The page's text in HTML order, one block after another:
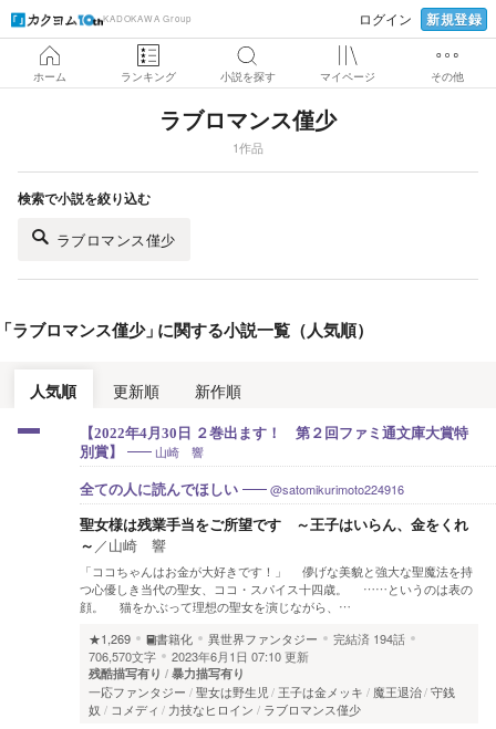
KADOKAWA Group ログイン 新規登録
ホーム ランキング 小説を探す マイページ その他
ラブロマンス僅少
1作品
検索で小説を絞り込む
ラブロマンス僅少
ラブロマンス僅少」に関する小説一覧（人気順）
人気順 更新順 新作順
【2022年4月30日 ２巻出ます！ 第２回ファミ通文庫大賞特
別賞】
山崎 響
全ての人に読んでほしい @satomikurimoto224916
聖女様は残業手当をご所望です ～王子はいらん、金をくれ
～ ／山崎 響
「ココちゃんはお金が大好きです！」 儚げな美貌と強大な聖魔法を持
つ心優しき当代の聖女、ココ・スパイス十四歳。 ……というのは表の
顔。 猫をかぶって理想の聖女を演じながら、…
★1,269
書籍化 異世界ファンタジー 完結済 194話
706,570文字
2023年6月1日 07:10 更新
残酷描写有り 暴力描写有り
一応ファンタジー 聖女は野生児 王子は金メッキ 魔王退治 守銭
奴
コメディ 力技なヒロイン ラブロマンス僅少